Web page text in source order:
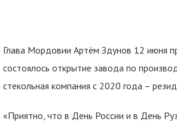
Глава Мордовии Артём Здунов 12 июня
состоялось открытие завода по
стекольная компания с 2020 года –
«Приятно, что в День России и в День